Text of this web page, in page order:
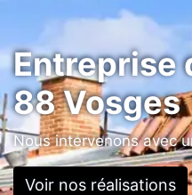
Entreprise
88 Vosges
Nous intervenons avec
Voir nos réalisations